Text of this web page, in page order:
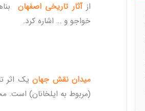
ازآثار تاریخی اصفهان
خواجو و … اشاره کرد.
میدان نقش جهانیک اثر
(مربوط به ایلخانان) است.